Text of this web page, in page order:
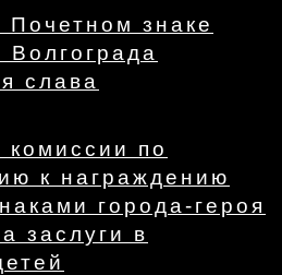
знаке
Волгограда
слава
по
к награждению
города-героя
заслуги в